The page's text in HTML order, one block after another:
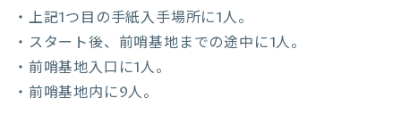
・上記1つ目の手紙入手場所に1人。
・スタート後、前哨基地までの途中に1人。
・前哨基地入口に1人。
・前哨基地内に9人。